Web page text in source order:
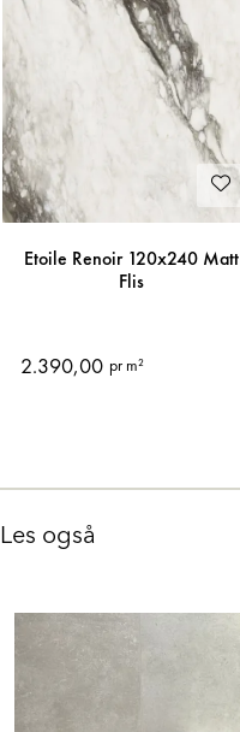
Etoile Renoir 120x240 Matt
Flis
2.390,00 pr m²
Les også